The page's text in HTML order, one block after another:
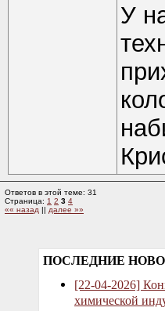
У
Ответов в этой теме: 31
Страница: 1 2 3 4
«« назад || далее »»
ПОСЛЕДНИЕ
[22-04-2026]
химической